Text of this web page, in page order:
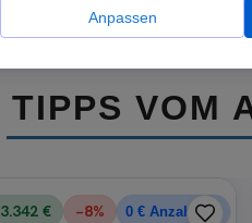
TIPPS VOM
€ −8% 0 € Anzahlung
Anpassen